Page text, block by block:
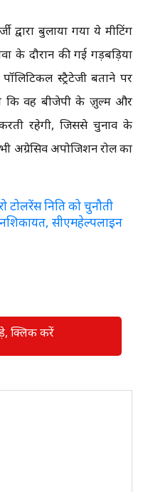
द्वारा बुलाया गया ये मीटिंग
के दौरान की गई गड़बड़ियों
स्ट्रैटेजी बताने पर
कि वह बीजेपी के ज़ुल्म और
रहेगी, जिससे चुनाव के
अग्रेसिव अपोजिशन रोल का
टोलरेंस निति को चुनौती
सीएमहेल्पलाइन
क्लिक करें